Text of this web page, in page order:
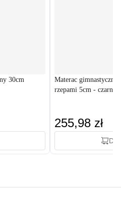
30cm
Materac gimnastyczny
rzepami 5cm - czarny
255,98 zł
Do